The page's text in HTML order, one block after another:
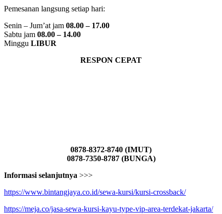
Pemesanan langsung setiap hari:
Senin – Jum’at jam 08.00 – 17.00
Sabtu jam 08.00 – 14.00
Minggu LIBUR
RESPON CEPAT
0878-8372-8740 (IMUT)
0878-7350-8787 (BUNGA)
Informasi selanjutnya >>>
https://www.bintangjaya.co.id/sewa-kursi/kursi-crossback/
https://meja.co/jasa-sewa-kursi-kayu-type-vip-area-terdekat-jakarta/